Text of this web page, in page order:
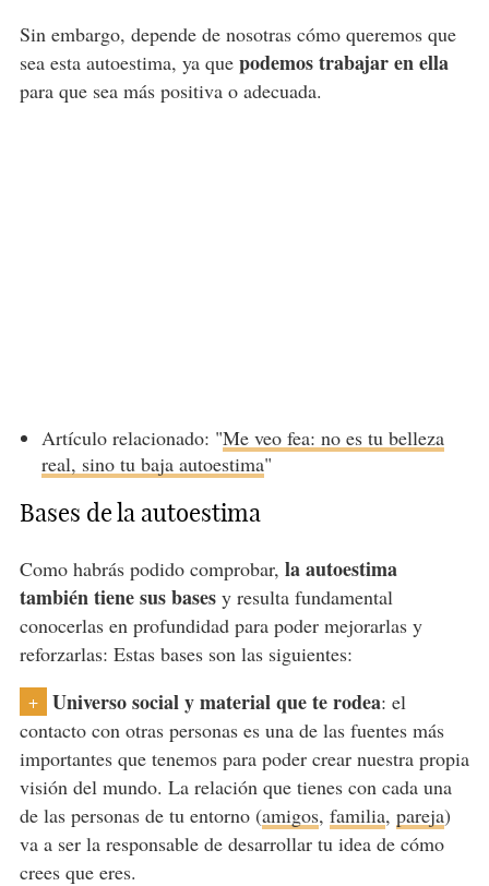
Sin embargo, depende de nosotras cómo queremos que
sea esta autoestima, ya que podemos trabajar en ella
para que sea más positiva o adecuada.
Artículo relacionado: "Me veo fea: no es tu belleza
real, sino tu baja autoestima"
Bases de la autoestima
Como habrás podido comprobar, la autoestima
también tiene sus basesy resulta fundamental
conocerlas en profundidad para poder mejorarlas y
reforzarlas: Estas bases son las siguientes:
+ Universo social y material que te rodea: el
contacto con otras personas es una de las fuentes más
importantes que tenemos para poder crear nuestra propia
visión del mundo. La relación que tienes con cada una
de las personas de tu entorno (amigos, familia, pareja)
va a ser la responsable de desarrollar tu idea de cómo
crees que eres.